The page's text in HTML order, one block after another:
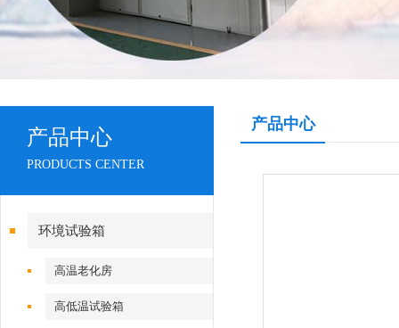
产品中心
PRODUCTS CENTER
环境试验箱
高温老化房
高低温试验箱
产品中心